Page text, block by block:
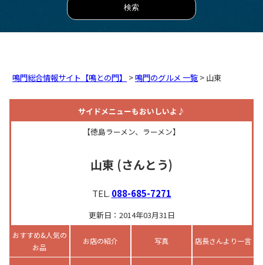
鳴門総合情報サイト【鳴との門】 >鳴門のグルメ 一覧 > 山東
サイドメニューもおいしいよ♪
【徳島ラーメン、ラーメン】
山東 (さんとう)
TEL. 088-685-7271
更新日：2014年03月31日
おすすめ&人気の
お品
お店の紹介 写真 店長さんより一言